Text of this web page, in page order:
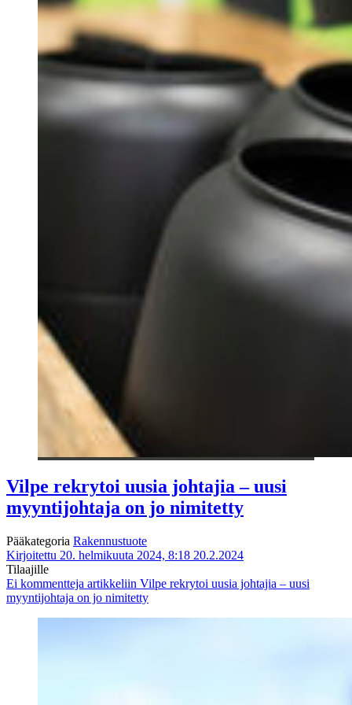
Vilpe rekrytoi uusia johtajia – uusi
myyntijohtaja on jo nimitetty
Pääkategoria Rakennustuote
Kirjoitettu 20. helmikuuta 2024, 8:18 20.2.2024
Tilaajille
Ei kommentteja artikkeliin Vilpe rekrytoi uusia johtajia – uusi
myyntijohtaja on jo nimitetty